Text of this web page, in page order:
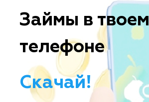
Займы в твоем
телефоне
Скачай!